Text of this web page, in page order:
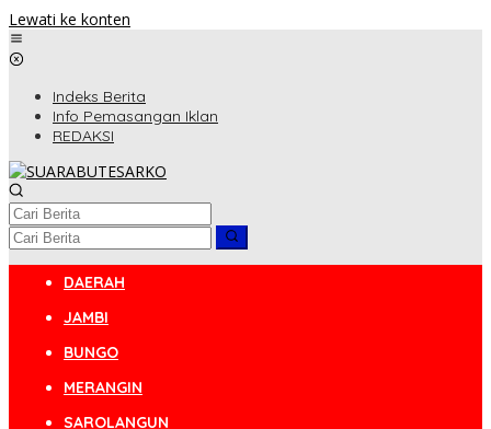
Lewati ke konten
Indeks Berita
Info Pemasangan Iklan
REDAKSI
DAERAH
JAMBI
BUNGO
MERANGIN
SAROLANGUN